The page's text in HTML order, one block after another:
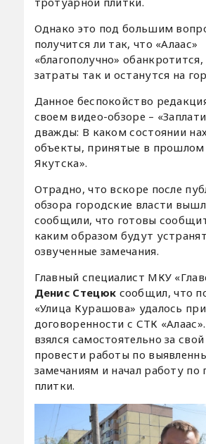
Однако это под большим
получится ли так, что «Алаас»
«благополучно» обанкротится,
затраты так и останутся на
Данное беспокойство
своем видео-обзоре –
дважды: В каком состоянии
объекты, принятые в прошлом
Якутска».
Отрадно, что вскоре после
обзора городские власти
сообщили, что готовы
каким образом будут
озвученные замечания.
Главный специалист МКУ
Денис Стецюк сообщил, что
«Улица Курашова» удалось
договоренности с СТК
взялся самостоятельно за свой
провести работы по
замечаниям и начал работу по
плитки.